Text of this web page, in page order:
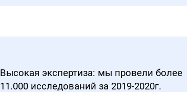
Высокая экспертиза: мы провели более
11.000 исследований за 2019-2020г.